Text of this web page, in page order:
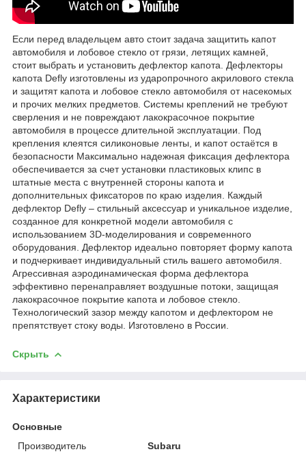
Если перед владельцем авто стоит задача защитить капот
автомобиля и лобовое стекло от грязи, летящих камней,
стоит выбрать и установить дефлектор капота. Дефлекторы
капота Defly изготовлены из ударопрочного акрилового стекла
и защитят капота и лобовое стекло автомобиля от насекомых
и прочих мелких предметов. Системы креплений не требуют
сверления и не повреждают лакокрасочное покрытие
автомобиля в процессе длительной эксплуатации. Под
крепления клеятся силиконовые ленты, и капот остаётся в
безопасности Максимально надежная фиксация дефлектора
обеспечивается за счет установки пластиковых клипс в
штатные места с внутренней стороны капота и
дополнительных фиксаторов по краю изделия. Каждый
дефлектор Defly – стильный аксессуар и уникальное изделие,
созданное для конкретной модели автомобиля с
использованием 3D-моделирования и современного
оборудования. Дефлектор идеально повторяет форму капота
и подчеркивает индивидуальный стиль вашего автомобиля.
Агрессивная аэродинамическая форма дефлектора
эффективно перенаправляет воздушные потоки, защищая
лакокрасочное покрытие капота и лобовое стекло.
Технологический зазор между капотом и дефлектором не
препятствует стоку воды. Изготовлено в России.
Скрыть
Характеристики
Основные
Производитель
Subaru